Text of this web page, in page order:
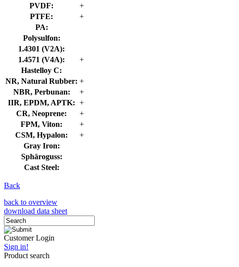
PVDF:
+
PTFE:
+
PA:
Polysulfon:
1.4301 (V2A):
1.4571 (V4A):
+
Hastelloy C:
NR, Natural Rubber: +
NBR, Perbunan:
+
IIR, EPDM, APTK: +
CR, Neoprene:
+
FPM, Viton:
+
CSM, Hypalon:
+
Gray Iron:
Sphäroguss:
Cast Steel:
Back
back to overview
download data sheet
Customer Login
Sign in!
Product search